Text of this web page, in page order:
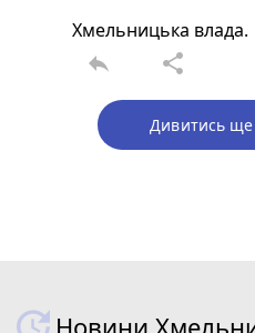
Хмельницька влада.
reply share
Дивитись ще
Новини